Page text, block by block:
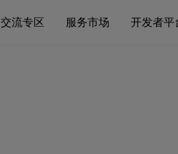
交流专区 服务市场 开发者平